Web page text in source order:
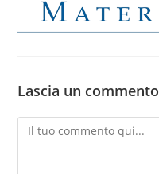
Lascia un commento